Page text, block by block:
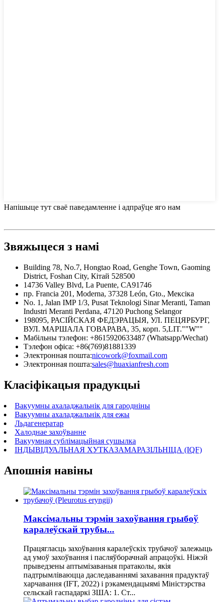
Напішыце тут сваё паведамленне і адпраўце яго нам
Звяжыцеся з намі
Building 78, No.7, Hongtao Road, Genghe Town, Gaoming
District, Foshan City, Кітай 528500
14736 Valley Blvd, La Puente, CA91746
пр. Francia 201, Moderna, 37328 León, Gto., Мексіка
No. 1, Jalan IMP 1/3, Pusat Teknologi Sinar Meranti, Taman
Industri Meranti Perdana, 47120 Puchong Selangor
198095, РАСІЙСКАЯ ФЕДЭРАЦЫЯ, УЛ. ПЕЦЯРБУРГ,
ВУЛ. МАРШАЛА ГОВАРАВА, 35, корп. 5,LIT.""W""
Мабільны тэлефон: +8615920633487 (Whatsapp/Wechat)
Тэлефон офіса: +86(769)81881339
Электронная пошта:nicowork@foxmail.com
Электронная пошта:sales@huaxianfresh.com
Класіфікацыя прадукцыі
Вакуумны ахаладжальнік для гародніны
Вакуумны ахаладжальнік для ежы
Льдагенератар
Халоднае захоўванне
Вакуумная сублімацыйная сушылка
ІНДЫВІДУАЛЬНАЯ ХУТКАЗАМАРАЗІЛЬНІЦА (IQF)
Апошнія навіны
Максімальны тэрмін захоўвання грыбоў
каралеўскай трубы...
Працягласць захоўвання каралеўскіх трубачоў залежыць
ад умоў захоўвання і пасляўборачнай апрацоўкі. Ніжэй
прыведзены аптымізаваныя пратаколы, якія
падтрымліваюцца даследаваннямі захавання прадуктаў
харчавання (IFT, 2022) і рэкамендацыямі Міністэрства
сельскай гаспадаркі ЗША: 1. Ст...